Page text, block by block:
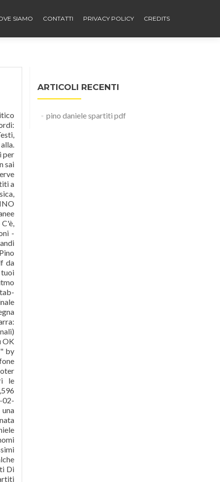
SIAMO CONTATTI PRIVACY POLICY CREDITS
per
sai
a
-
da
OK
by
le
Di
ARTICOLI RECENTI
pino daniele spartiti pdf